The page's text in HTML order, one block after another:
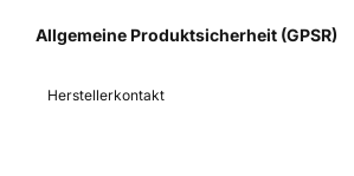
Allgemeine Produktsicherheit (GPSR)
Herstellerkontakt